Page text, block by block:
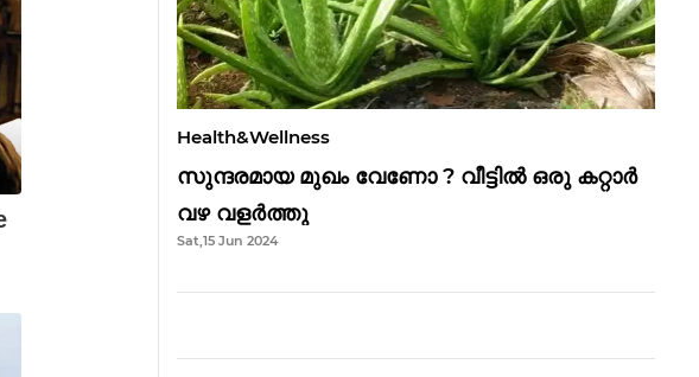
Health&Wellness
സുന്ദരമായ മുഖം വേണോ ? വീട്ടിൽ ഒരു കറ്റാർ
വഴ വളർത്തു
Sat,15 Jun 2024